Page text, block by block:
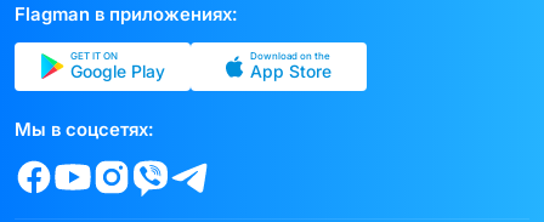
Flagman в приложениях:
GET IT ON
Google Play
Download on the
App Store
Мы в соцсетях: